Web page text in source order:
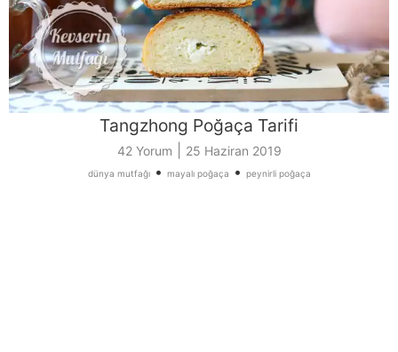
Tangzhong Poğaça Tarifi
42 Yorum 25 Haziran 2019
dünya mutfağı• mayalı poğaça • peynirli poğaça